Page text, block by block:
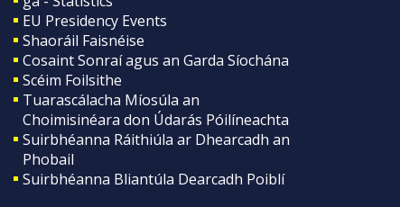
EU Presidency Events
Shaoráil Faisnéise
Cosaint Sonraí agus an Garda Síochána
Scéim Foilsithe
Tuarascálacha Míosúla an
Choimisinéara don Údarás Póilíneachta
Suirbhéanna Ráithiúla ar Dhearcadh an
Phobail
Suirbhéanna Bliantúla Dearcadh Poiblí